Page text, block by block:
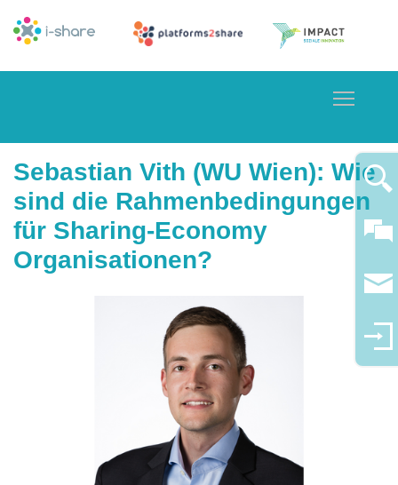
Sebastian Vith (WU Wien): Wie
sind die Rahmenbedingungen
für Sharing-Economy
Organisationen?